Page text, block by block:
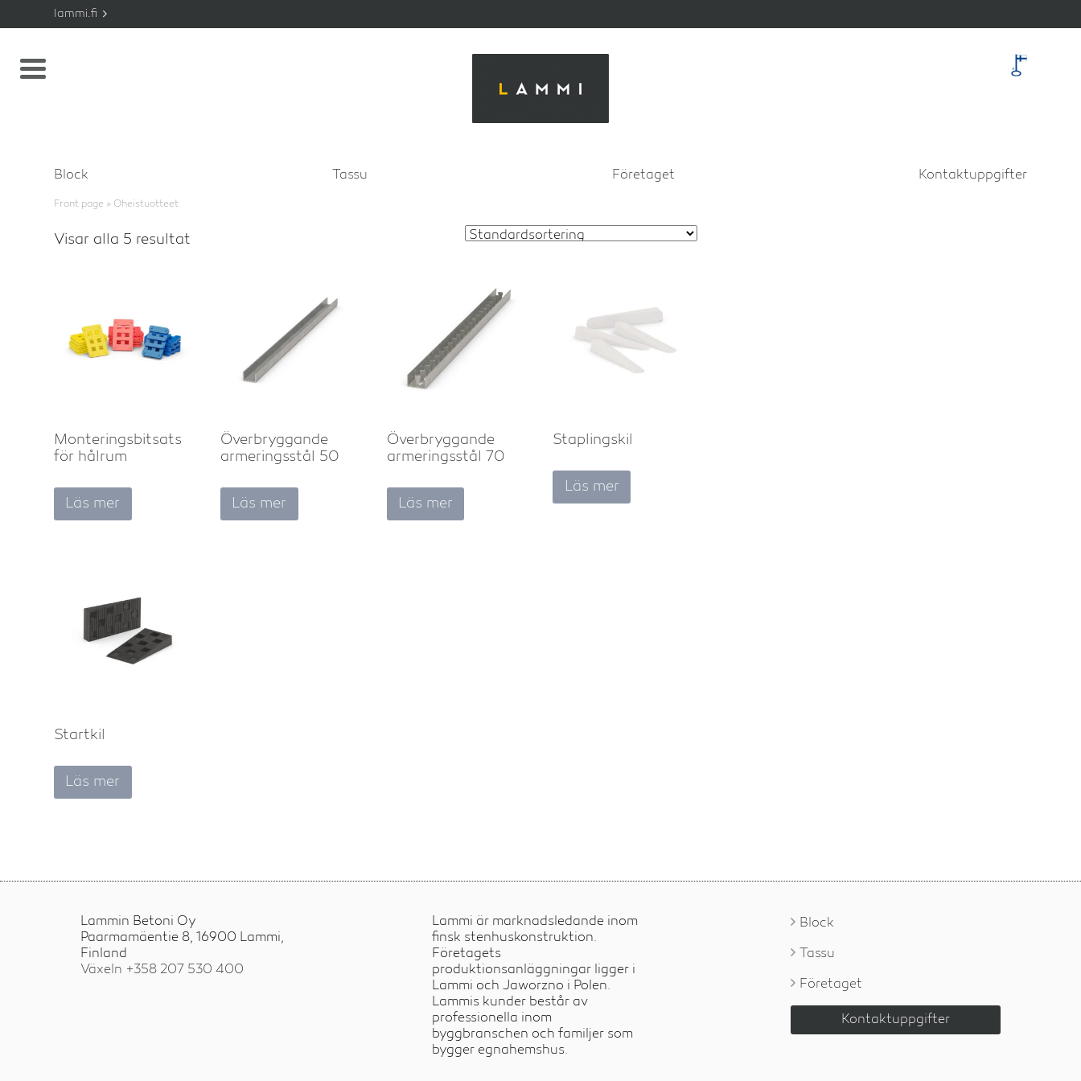
lammi.fi
Block Tassu Företaget Kontaktuppgifter
Front page » Oheistuotteet
Visar alla 5 resultat
Monteringsbitsats
för hålrum
Läs mer
Överbryggande
armeringsstål 50
Läs mer
Överbryggande
armeringsstål 70
Läs mer
Staplingskil
Läs mer
Startkil
Läs mer
Lammin Betoni Oy
Paarmamäentie 8, 16900 Lammi,
Finland
Växeln +358 207 530 400
Lammi är marknadsledande inom
finsk stenhuskonstruktion.
Företagets
produktionsanläggningar ligger i
Lammi och Jaworzno i Polen.
Lammis kunder består av
professionella inom
byggbranschen och familjer som
bygger egnahemshus.
Block
Tassu
Företaget
Kontaktuppgifter